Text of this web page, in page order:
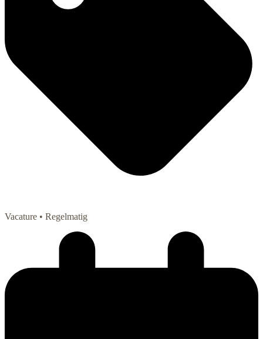
Vacature • Regelmatig